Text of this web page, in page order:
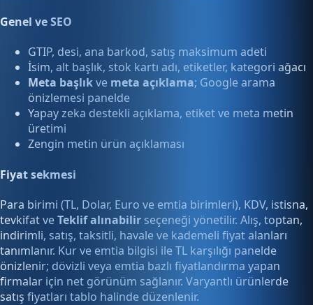
Genel ve SEO
GTIP, desi, ana barkod, satış maksimum adeti
İsim, alt başlık, stok kartı adı, etiketler, kategori ağacı
Meta başlıkve meta açıklama; Google arama
önizlemesi panelde
Yapay zeka destekli açıklama, etiket ve meta metin
üretimi
Zengin metin ürün açıklaması
Fiyat sekmesi
Para birimi (TL, Dolar, Euro ve emtia birimleri), KDV, istisna,
tevkifat veTeklif alınabilir seçeneği yönetilir. Alış, toptan,
indirimli, satış, taksitli, havale ve kademeli fiyat alanları
tanımlanır. Kur ve emtia bilgisi ile TL karşılığı panelde
önizlenir; dövizli veya emtia bazlı fiyatlandırma yapan
firmalar için net görünüm sağlanır. Varyantlı ürünlerde
satış fiyatları tablo halinde düzenlenir.